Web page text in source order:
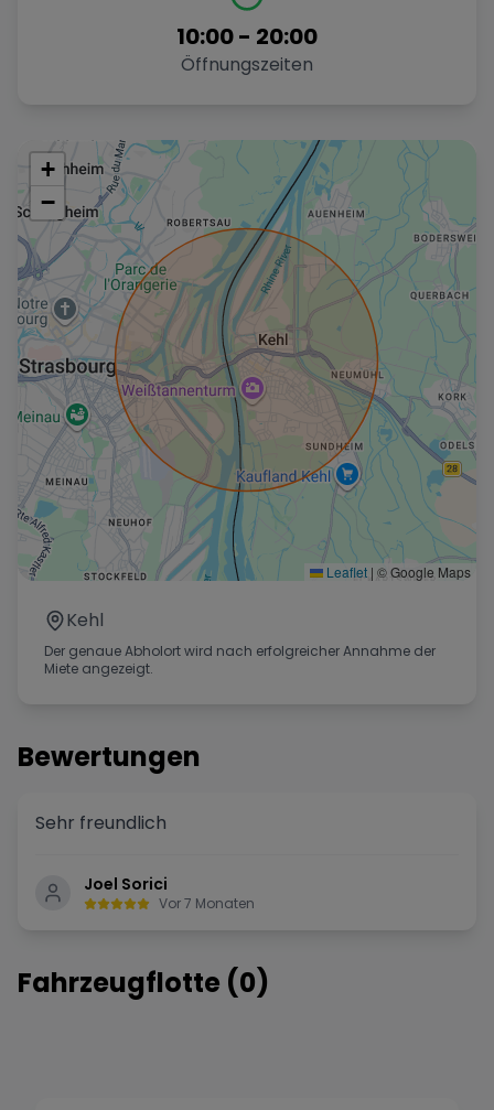
10:00- 20:00
Öffnungszeiten
+
−
Leaflet | © Google Maps
Kehl
Der genaue Abholort wird nach erfolgreicher Annahme der
Miete angezeigt.
Bewertungen
Sehr freundlich
Joel Sorici
Vor 7 Monaten
Fahrzeugflotte (0)